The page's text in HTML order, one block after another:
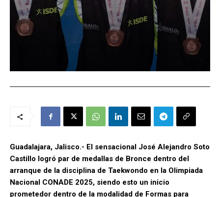
Guadalajara, Jalisco.- El sensacional José Alejandro Soto
Castillo logró par de medallas de Bronce dentro del
arranque de la disciplina de Taekwondo en la Olimpiada
Nacional CONADE 2025, siendo esto un inicio
prometedor dentro de la modalidad de Formas para